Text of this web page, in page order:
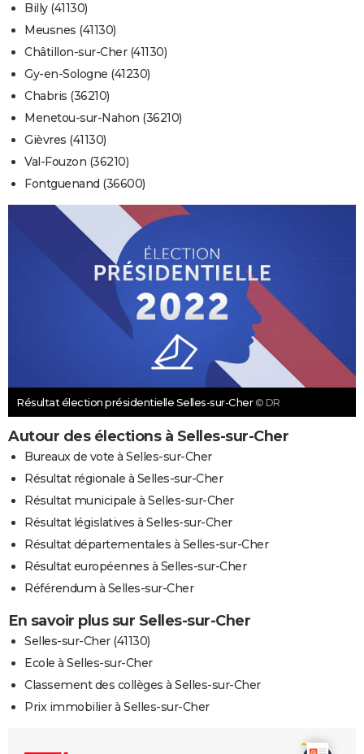
Billy (41130)
Meusnes (41130)
Châtillon-sur-Cher (41130)
Gy-en-Sologne (41230)
Chabris (36210)
Menetou-sur-Nahon (36210)
Gièvres (41130)
Val-Fouzon (36210)
Fontguenand (36600)
Résultat élection présidentielle Selles-sur-Cher © DR
Autour des élections à Selles-sur-Cher
Bureaux de vote à Selles-sur-Cher
Résultat régionale à Selles-sur-Cher
Résultat municipale à Selles-sur-Cher
Résultat législatives à Selles-sur-Cher
Résultat départementales à Selles-sur-Cher
Résultat européennes à Selles-sur-Cher
Référendum à Selles-sur-Cher
En savoir plus sur Selles-sur-Cher
Selles-sur-Cher (41130)
Ecole à Selles-sur-Cher
Classement des collèges à Selles-sur-Cher
Prix immobilier à Selles-sur-Cher